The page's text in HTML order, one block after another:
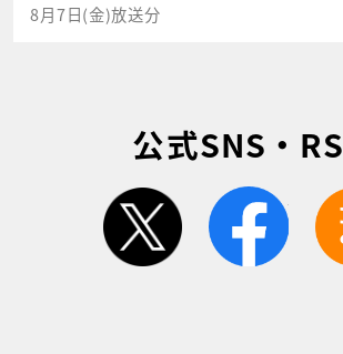
8月7日(金)放送分
公式SNS・
twitter